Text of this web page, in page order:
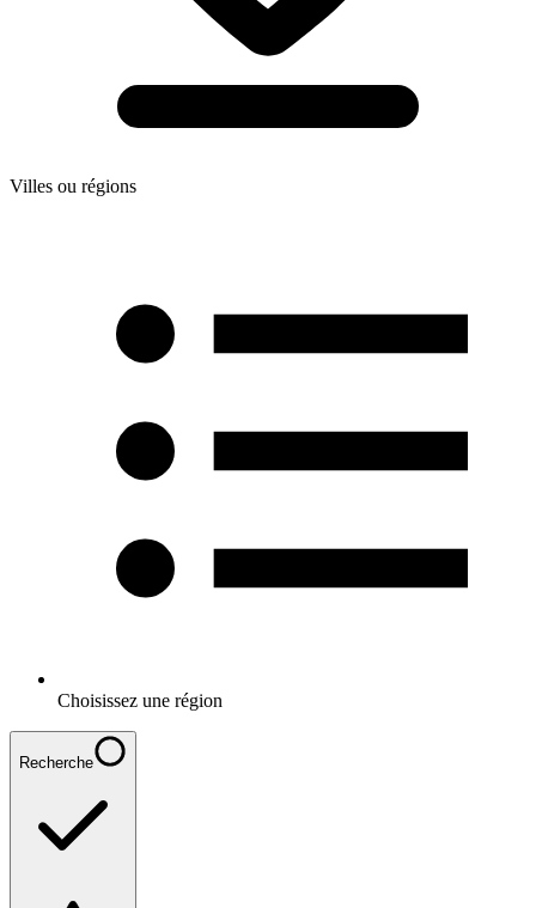
Villes ou régions
Choisissez une région
Recherche